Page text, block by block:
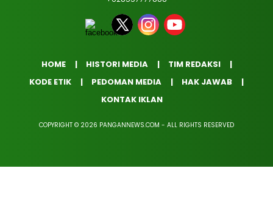
HOME HISTORI MEDIA
TIM REDAKSI
KODE ETIK
PEDOMAN MEDIA
HAK JAWAB
KONTAK IKLAN
COPYRIGHT © 2026 PANGANNEWS.COM - ALL RIGHTS RESERVED